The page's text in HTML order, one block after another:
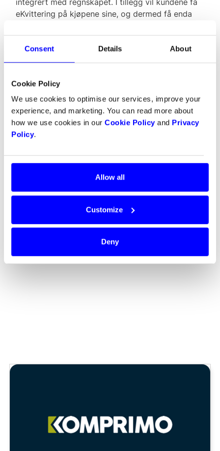
Consent Details About
Cookie Policy
We use cookies to optimise our services, improve your
experience, and marketing. You can read more about
how we use cookies in our Cookie Policy and Privacy
Policy.
Allow all
Customize
Deny
eKvittering på kjøpene sine, og dermed få enda
Vipps via Dintero.
Foto: Staples Solutions